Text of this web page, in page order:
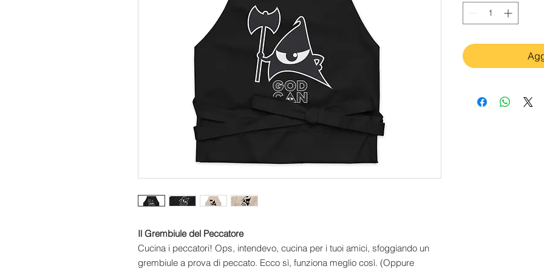
Il Grembiule del Peccatore
Cucina i peccatori! Ops, intendevo, cucina per i tuoi amici, sfoggiando un
grembiule a prova di peccato. Ecco sì, funziona meglio così. (Oppure